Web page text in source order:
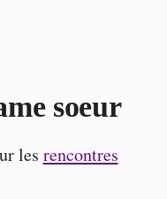
soeur
les rencontres